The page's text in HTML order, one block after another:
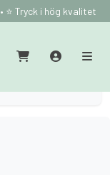
⭐ Tryck i hög kvalitet